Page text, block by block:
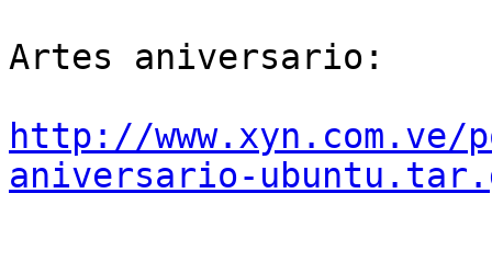
Artes aniversario:
http://
aniversario-